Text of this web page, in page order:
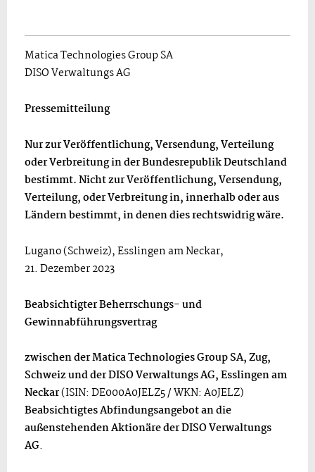
Matica Technologies Group SA
DISO Verwaltungs AG
Pressemitteilung
Nur zur Veröffentlichung, Versendung, Verteilung
oder Verbreitung in der Bundesrepublik Deutschland
bestimmt. Nicht zur Veröffentlichung, Versendung,
Verteilung, oder Verbreitung in, innerhalb oder aus
Ländern bestimmt, in denen dies rechtswidrig wäre.
Lugano (Schweiz), Esslingen am Neckar,
21. Dezember 2023
Beabsichtigter Beherrschungs- und
Gewinnabführungsvertrag
zwischen der Matica Technologies Group SA, Zug,
Schweiz und der DISO Verwaltungs AG, Esslingen am
Neckar(ISIN: DE000A0JELZ5 / WKN: A0JELZ)
Beabsichtigtes Abfindungsangebot an die
außenstehenden Aktionäre der DISO Verwaltungs
AG.